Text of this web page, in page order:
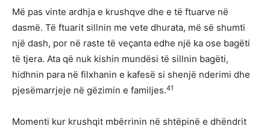
Më pas vinte ardhja e krushqve dhe e të ftuarve në
dasmë. Të ftuarit sillnin me vete dhurata, më së shumti
një dash, por në raste të veçanta edhe një ka ose bagëti
të tjera. Ata që nuk kishin mundësi të sillnin bagëti,
hidhnin para në filxhanin e kafesë si shenjë nderimi dhe
pjesëmarrjeje në gëzimin e familjes.41
Momenti kur krushqit mbërrinin në shtëpinë e dhëndrit